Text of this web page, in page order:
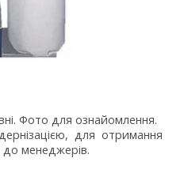
Фото для ознайомлення.
для отримання
менеджерів.